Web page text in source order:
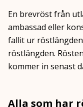
En brevröst från
ambassad eller
fallit ur
röstlängden.
kommer in senast
Alla som har